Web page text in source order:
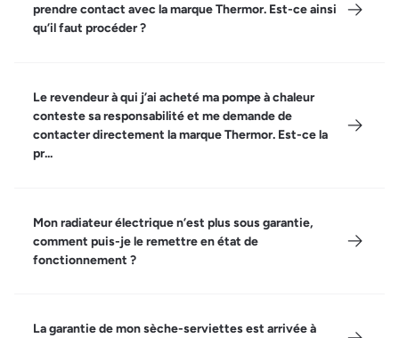
prendre contact avec la marque Thermor. Est-ce ainsi
qu’il faut procéder ?
Le revendeur à qui j’ai acheté ma pompe à chaleur
conteste sa responsabilité et me demande de
contacter directement la marque Thermor. Est-ce la
pr...
Mon radiateur électrique n’est plus sous garantie,
comment puis-je le remettre en état de
fonctionnement ?
La garantie de mon sèche-serviettes est arrivée à